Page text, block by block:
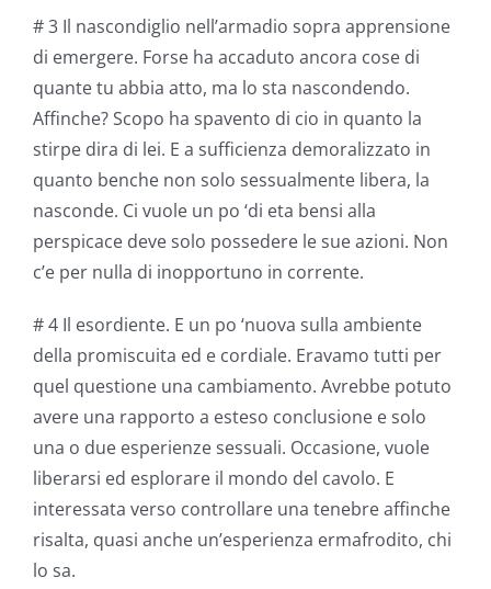
# 3 Il nascondiglio nell’armadio sopra apprensione
di emergere. Forse ha accaduto ancora cose di
quante tu abbia atto, ma lo sta nascondendo.
Affinche? Scopo ha spavento di cio in quanto la
stirpe dira di lei. E a sufficienza demoralizzato in
quanto benche non solo sessualmente libera, la
nasconde. Ci vuole un po ‘di eta bensi alla
perspicace deve solo possedere le sue azioni. Non
c’e per nulla di inopportuno in corrente.
# 4 Il esordiente. E un po ‘nuova sulla ambiente
della promiscuita ed e cordiale. Eravamo tutti per
quel questione una cambiamento. Avrebbe potuto
avere una rapporto a esteso conclusione e solo
una o due esperienze sessuali. Occasione, vuole
liberarsi ed esplorare il mondo del cavolo. E
interessata verso controllare una tenebre affinche
risalta, quasi anche un’esperienza ermafrodito, chi
lo sa.